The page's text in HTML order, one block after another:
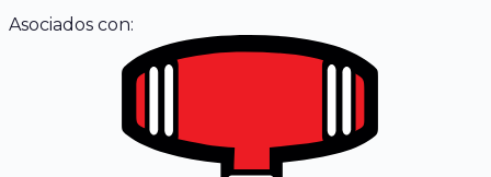
Asociados con: